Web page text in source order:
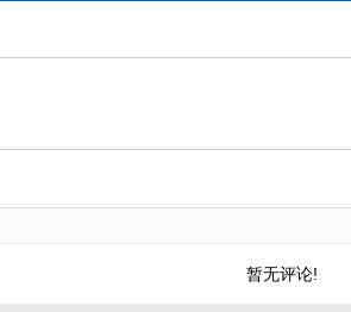
暂无评论!